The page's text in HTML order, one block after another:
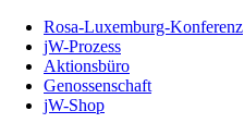
Rosa-Luxemburg-Konferenz
jW-Prozess
Aktionsbüro
Genossenschaft
jW-Shop